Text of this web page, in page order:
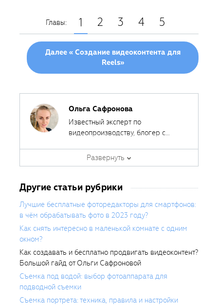
Главы: 1 2 3 4 5
Далее « Создание видеоконтента для
Reels»
Ольга Сафронова
Известный эксперт по
видеопроизводству, блогер с
миллион подписчиков в TikTok,
основатель видеостудии Safronova-
мобилографии.
Развернуть
Другие статьи рубрики
Лучшие бесплатные фоторедакторы для смартфонов:
в чём обрабатывать фото в 2023 году?
Как снять интересно в маленькой комнате с одним
окном?
Как создавать и бесплатно продвигать видеоконтент?
Большой гайд от Ольги Сафроновой
Съемка под водой: выбор фотоаппарата для
подводной съемки
Съемка портрета: техника, правила и настройки